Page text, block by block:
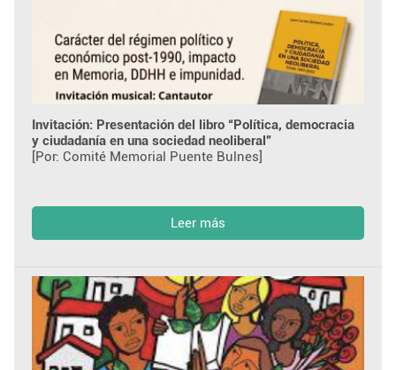
Invitación: Presentación del libro “Política, democracia
y ciudadanía en una sociedad neoliberal”
[Por: Comité Memorial Puente Bulnes]
Leer más